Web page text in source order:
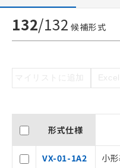
132/132 候補形式
マイリストに追加 Excel
形式仕様
VX-01-1A2 小